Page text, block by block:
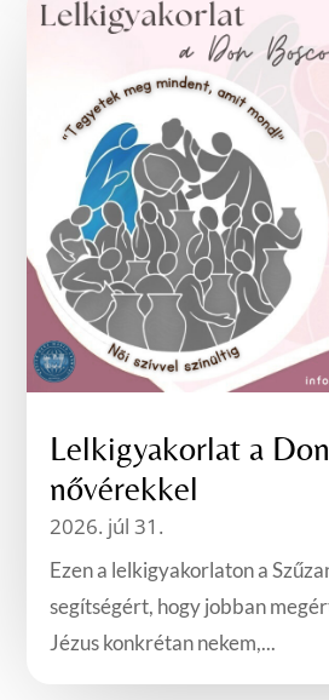
Lelkigyakorlat a
nővérekkel
2026. júl 31.
Ezen a lelkigyakorlaton a
segítségért, hogy jobban
Jézus konkrétan nekem,...